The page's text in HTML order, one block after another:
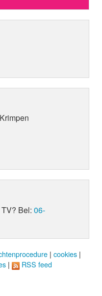
TV? Bel:06-
| cookies |
| RSS feed